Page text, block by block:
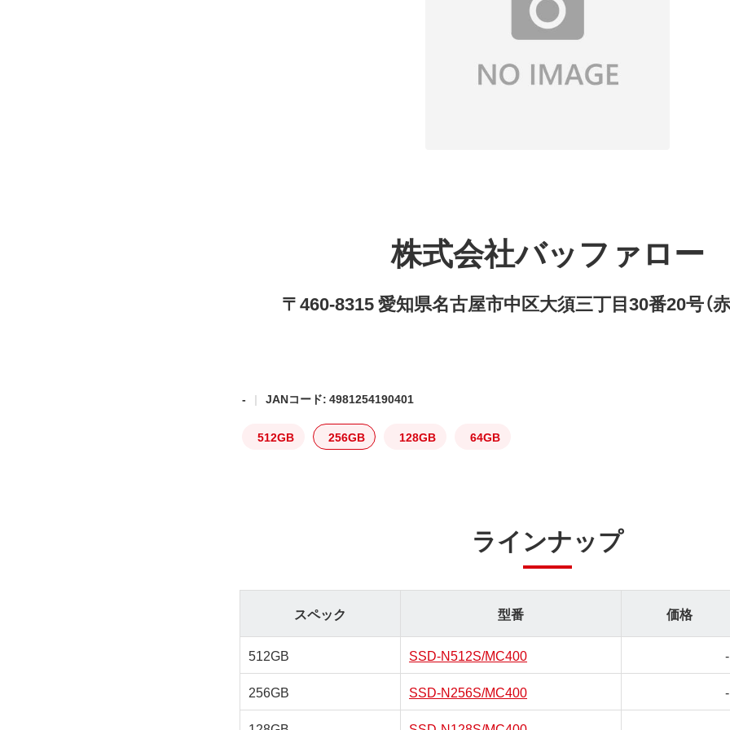
株式会社バッファロー
〒460-8315 愛知県名古屋市中区大須三丁目30番20号（
- JANコード: 4981254190401
512GB 256GB 128GB 64GB
ラインナップ
スペック 型番 価格
512GB SSD-N512S/MC400 -
256GB
SSD-N256S/MC400 -